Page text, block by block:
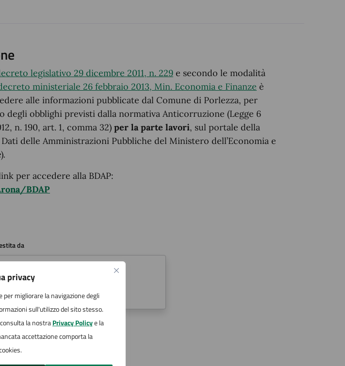
privacy
per migliorare la navigazione degli
sull'utilizzo del sito stesso.
la nostraPrivacy Policye la
accettazione comporta la
legislativo 29 dicembre 2011, n. 229 e secondo le modalità
ministeriale 26 febbraio 2013, Min. Economia e Finanze è
alle informazioni pubblicate dal Comune di Porlezza, per
degli obblighi previsti dalla normativa Anticorruzione (Legge 6
n. 190, art. 1, comma 32) per la parte lavori, sul portale della
Dati delle Amministrazioni Pubbliche del Ministero dell’Economia e
.
per accedere alla BDAP:
BDAP
da
Lavori pubblici
2, Arona (NO)
24/10/2023, 12:41